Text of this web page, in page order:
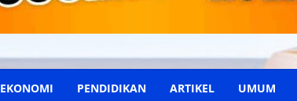
EKONOMI PENDIDIKAN ARTIKEL UMUM